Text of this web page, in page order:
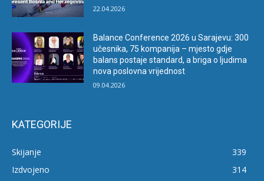
22.04.2026
Balance Conference 2026 u Sarajevu: 300
učesnika, 75 kompanija – mjesto gdje
balans postaje standard, a briga o ljudima
nova poslovna vrijednost
09.04.2026
KATEGORIJE
Skijanje
339
Izdvojeno
314